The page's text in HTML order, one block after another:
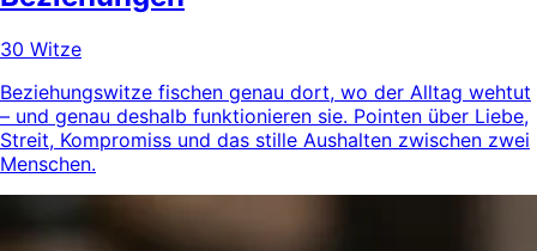
30 Witze
Beziehungswitze fischen genau dort, wo der Alltag wehtut
– und genau deshalb funktionieren sie. Pointen über Liebe,
Streit, Kompromiss und das stille Aushalten zwischen zwei
Menschen.